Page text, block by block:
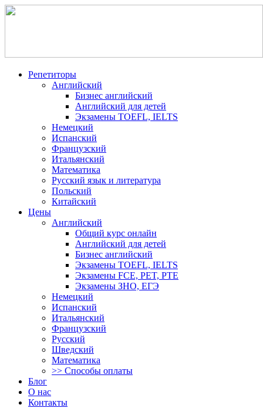
Репетиторы
Английский
Бизнес английский
Английский для детей
Экзамены TOEFL, IELTS
Немецкий
Испанский
Французский
Итальянский
Математика
Русский язык и литература
Польский
Китайский
Цены
Английский
Общий курс онлайн
Английский для детей
Бизнес английский
Экзамены TOEFL, IELTS
Экзамены FCE, PET, PTE
Экзамены ЗНО, ЕГЭ
Немецкий
Испанский
Итальянский
Французский
Русский
Шведский
Математика
>> Способы оплаты
Блог
О нас
Контакты